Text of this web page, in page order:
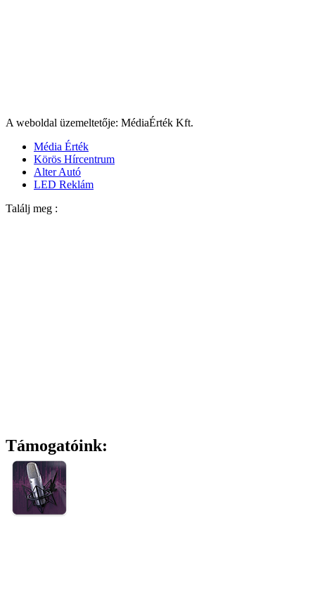
A weboldal üzemeltetője: MédiaÉrték Kft.
Média Érték
Körös Hírcentrum
Alter Autó
LED Reklám
Találj meg :
Támogatóink: